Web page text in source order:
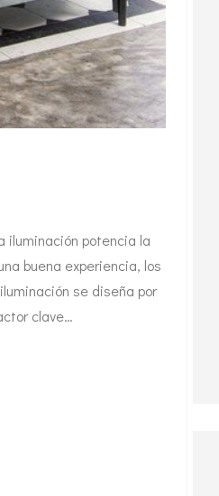
iluminación potencia la
buena experiencia, los
se diseña por
clave…